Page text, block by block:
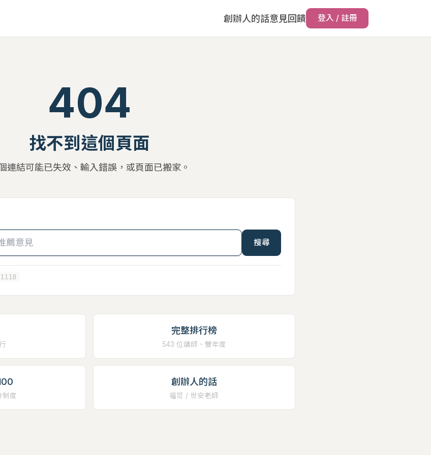
創辦人的話意見回饋 登入 / 註冊
404
找不到這個頁面
連結可能已失效、輸入錯誤，或頁面已搬家。
搜尋
完整排行榜
543 位講師、雙年度
制度
創辦人的話
福哥 / 世安老師